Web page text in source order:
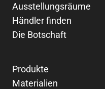
Ausstellungsräume
Händler finden
Die Botschaft
Produkte
Materialien